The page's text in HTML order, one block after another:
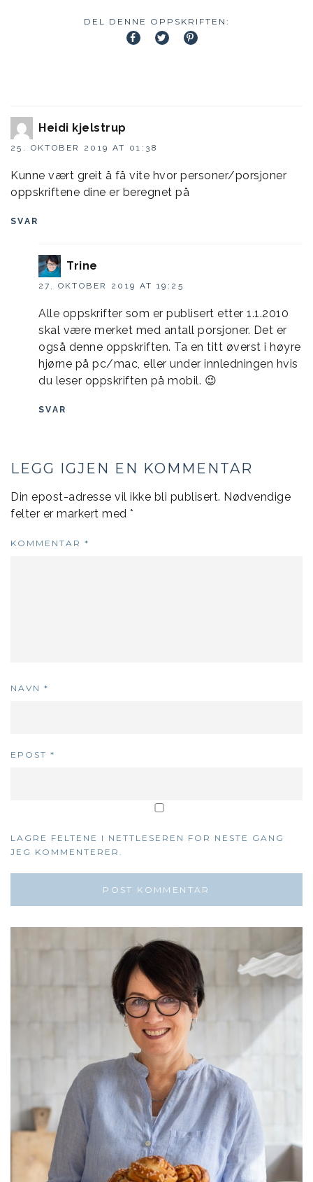
DEL DENNE OPPSKRIFTEN:
Heidi kjelstrup
25. OKTOBER 2019 AT 01:38
Kunne vært greit å få vite hvor personer/porsjoner
oppskriftene dine er beregnet på
SVAR
Trine
27. OKTOBER 2019 AT 19:25
Alle oppskrifter som er publisert etter 1.1.2010
skal være merket med antall porsjoner. Det er
også denne oppskriften. Ta en titt øverst i høyre
hjørne på pc/mac, eller under innledningen hvis
du leser oppskriften på mobil. 😉
SVAR
LEGG IGJEN EN KOMMENTAR
Din epost-adresse vil ikke bli publisert. Nødvendige
felter er markert med *
KOMMENTAR *
NAVN *
EPOST *
LAGRE FELTENE I NETTLESEREN FOR NESTE GANG
JEG KOMMENTERER.